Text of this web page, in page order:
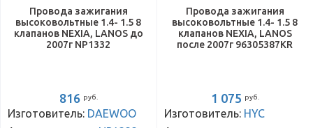
Провода зажигания
высоковольтные 1.4- 1.5 8
клапанов NEXIA, LANOS до
2007г NP1332
816 руб.
Изготовитель: DAEWOO
Провода зажигания
высоковольтные 1.4- 1.5 8
клапанов NEXIA, LANOS
после 2007г 96305387KR
1 075 руб.
Изготовитель: HYC